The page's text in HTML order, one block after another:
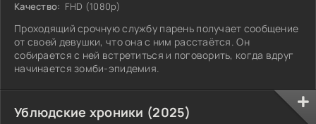
Качество: FHD (1080p)
Проходящий срочную службу парень получает сообщение
от своей девушки, что она с ним расстаётся. Он
собирается с ней встретиться и поговорить, когда вдруг
начинается зомби-эпидемия.
Ублюдские хроники (2025)